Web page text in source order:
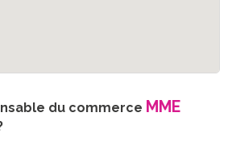
du commerce MME